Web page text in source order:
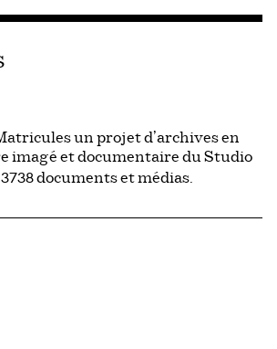
un projet d’archives en
imagé et documentaire du Studio
3738documents et médias.